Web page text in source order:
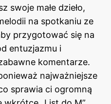
swoje małe dzieło,
na spotkaniu ze
przygotować się na
entuzjazmu i
komentarze.
najważniejsze
sprawia ci ogromną